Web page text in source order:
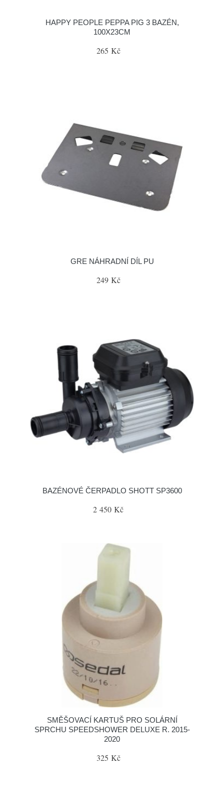
HAPPY PEOPLE PEPPA PIG 3 BAZÉN,
100X23CM
265 Kč
GRE NÁHRADNÍ DÍL PU
249 Kč
BAZÉNOVÉ ČERPADLO SHOTT SP3600
2 450 Kč
SMĚŠOVACÍ KARTUŠ PRO SOLÁRNÍ
SPRCHU SPEEDSHOWER DELUXE R. 2015-
2020
325 Kč